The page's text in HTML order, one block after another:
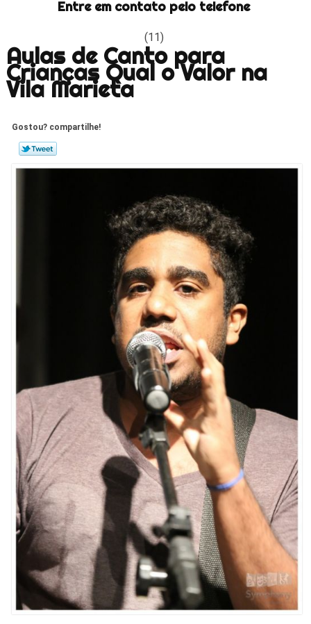
Entre em contato pelo telefone
(11)
Aulas de Canto para
Crianças Qual o Valor na
Vila Marieta
Gostou? compartilhe!